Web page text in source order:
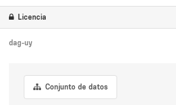
Licencia
dag-uy
Conjunto de datos